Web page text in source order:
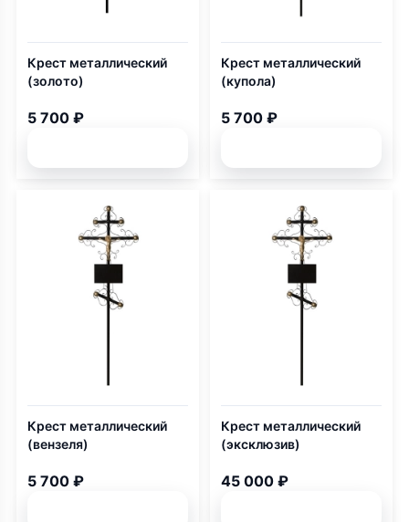
Крест металлический
(золото)
5 700 ₽
Крест металлический
(купола)
5 700 ₽
Крест металлический
(вензеля)
5 700 ₽
Крест металлический
(эксклюзив)
45 000 ₽